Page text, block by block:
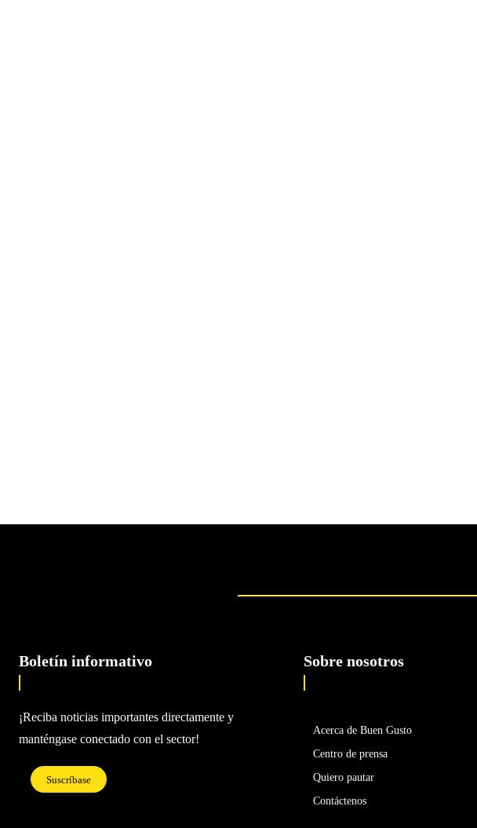
Boletín informativo
¡Reciba noticias importantes directamente y
manténgase conectado con el sector!
Suscríbase
Sobre nosotros
Acerca de Buen Gusto
Centro de prensa
Quiero pautar
Contáctenos